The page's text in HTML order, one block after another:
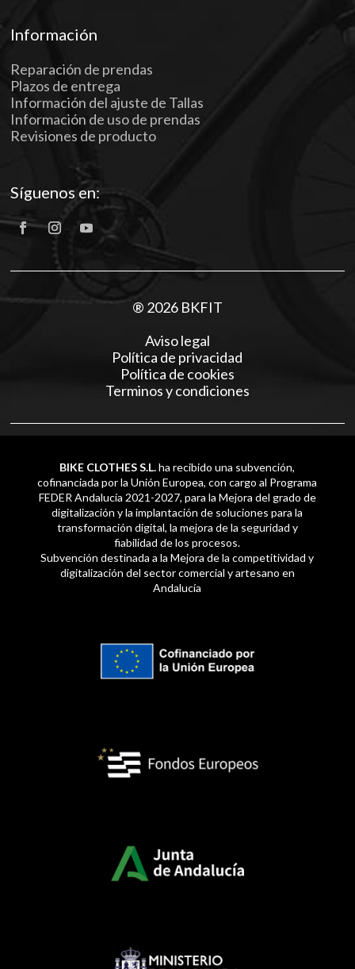
Información
Reparación de prendas
Plazos de entrega
Información del ajuste de Tallas
Información de uso de prendas
Revisiones de producto
Síguenos en:
® 2026 BKFIT
Aviso legal
Política de privacidad
Política de cookies
Terminos y condiciones
BIKE CLOTHES S.L.ha recibido una subvención,
cofinanciada por la Unión Europea, con cargo al Programa
FEDER Andalucía 2021-2027, para la Mejora del grado de
digitalización y la implantación de soluciones para la
transformación digital, la mejora de la seguridad y
fiabilidad de los procesos.
Subvención destinada a la Mejora de la competitividad y
digitalización del sector comercial y artesano en
Andalucía